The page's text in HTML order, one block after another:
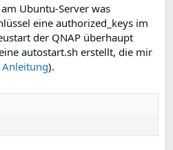
Ubuntu-Server was
eine authorized_keys im
der QNAP überhaupt
autostart.sh erstellt, die mir
Anleitung).